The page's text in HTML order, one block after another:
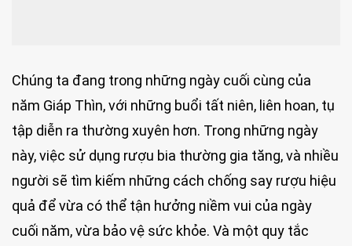
Chúng ta đang trong những ngày cuối cùng của
năm Giáp Thìn, với những buổi tất niên, liên hoan, tụ
tập diễn ra thường xuyên hơn. Trong những ngày
này, việc sử dụng rượu bia thường gia tăng, và nhiều
người sẽ tìm kiếm những cách chống say rượu hiệu
quả để vừa có thể tận hưởng niềm vui của ngày
cuối năm, vừa bảo vệ sức khỏe. Và một quy tắc